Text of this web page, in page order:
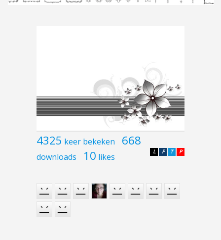
4325 keer bekeken 668
downloads 10 likes P
T
F
L